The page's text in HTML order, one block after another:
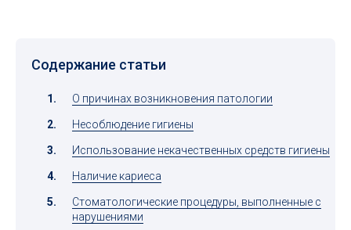
Содержание статьи
О причинах возникновения патологии
Несоблюдение гигиены
Использование некачественных средств гигиены
Наличие кариеса
Стоматологические процедуры, выполненные с
нарушениями